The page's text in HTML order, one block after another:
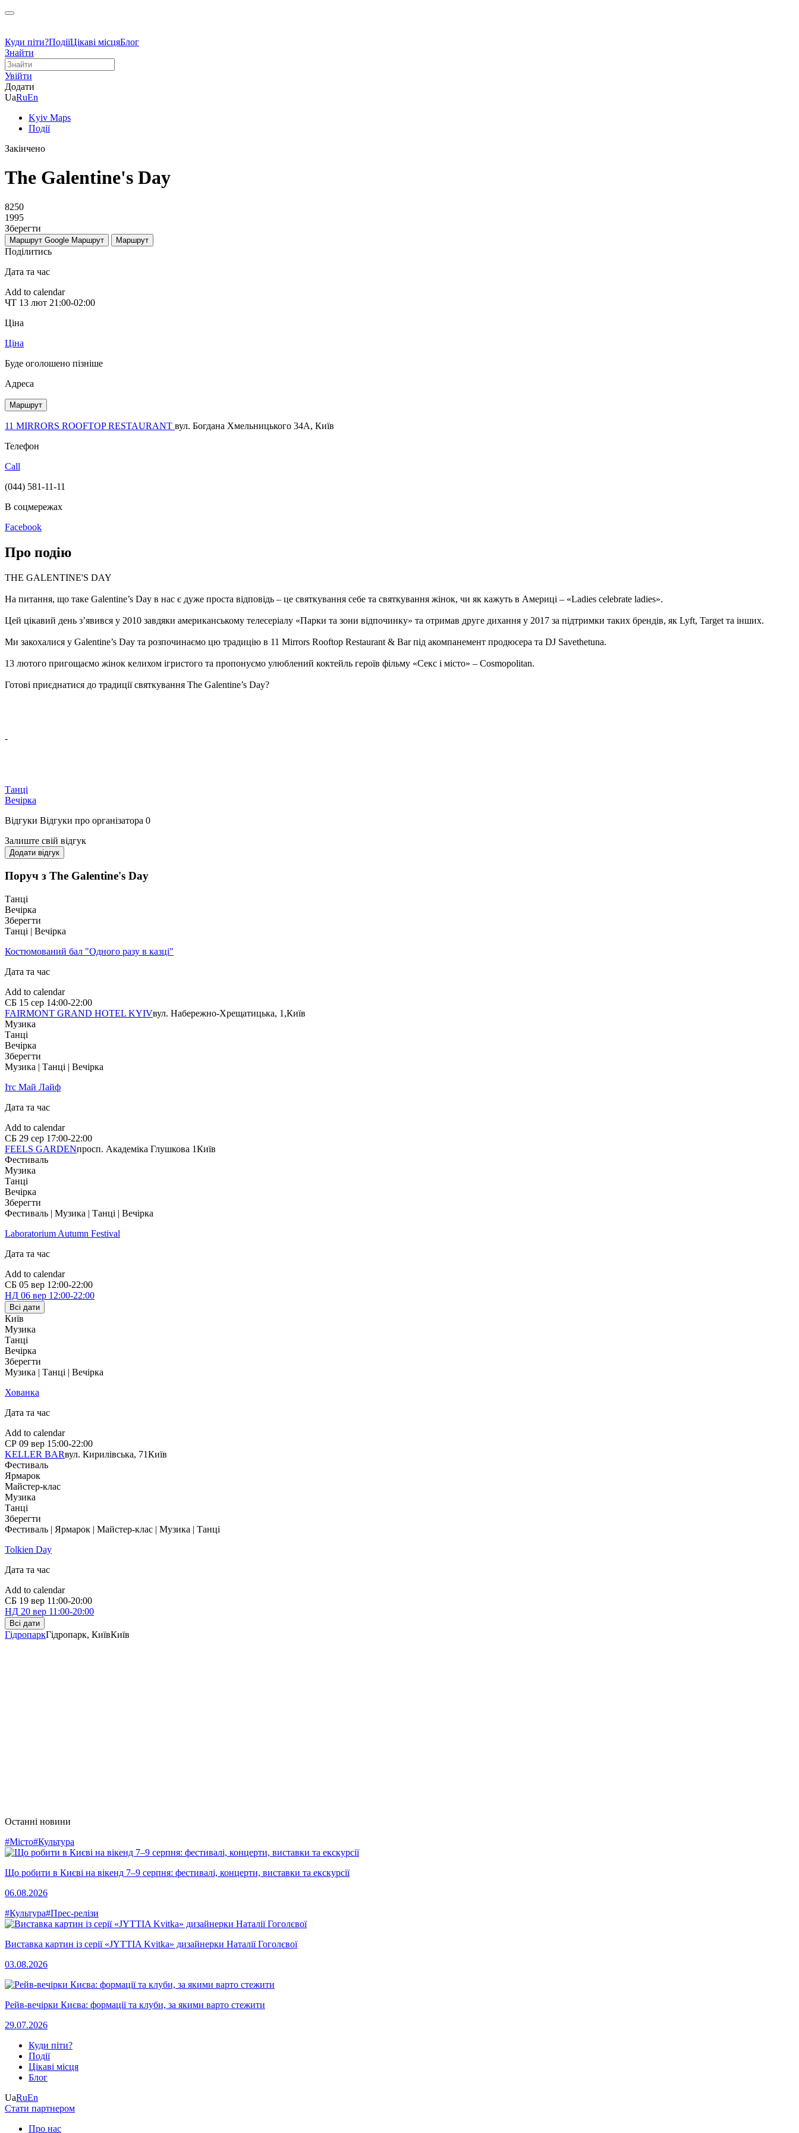
Куди піти?ПодіїЦікаві місцяБлог
Знайти
Увійти
Додати
UaRuEn
Kyiv Maps
Події
Закінчено
The Galentine's Day
8250
1995
Зберегти
Маршрут Google Маршрут Маршрут
Поділитись
Дата та час
Add to calendar
ЧТ 13 лют 21:00-02:00
Ціна
Ціна
Буде оголошено пізніше
Адреса
Маршрут
11 MIRRORS ROOFTOP RESTAURANT вул. Богдана Хмельницького 34A, Київ
Телефон
Call
(044) 581-11-11
В соцмережах
Facebook
Про подію
THE GALENTINE'S DAY
На питання, що таке Galentine’s Day в нас є дуже проста відповідь – це святкування себе та святкування жінок, чи як кажуть в Америці – «Ladies celebrate ladies».
Цей цікавий день з’явився у 2010 завдяки американському телесеріалу «Парки та зони відпочинку» та отримав друге дихання у 2017 за підтримки таких брендів, як Lyft, Target та інших.
Ми закохалися у Galentine’s Day та розпочинаємо цю традицію в 11 Mirrors Rooftop Restaurant & Bar під акомпанемент продюсера та DJ Savethetuna.
13 лютого пригощаємо жінок келихом ігристого та пропонуємо улюблений коктейль героїв фільму «Секс і місто» – Cosmopolitan.
Готові приєднатися до традиції святкування The Galentine’s Day?
-
Танці
Вечірка
Відгуки Відгуки про організатора 0
Залиште свій відгук
Додати відгук
Поруч з The Galentine's Day
Танці
Вечірка
Зберегти
Танці | Вечірка
Костюмований бал "Одного разу в казці"
Дата та час
Add to calendar
СБ 15 сер 14:00-22:00
FAIRMONT GRAND HOTEL KYIVвул. Набережно-Хрещатицька, 1,Київ
Музика
Танці
Вечірка
Зберегти
Музика | Танці | Вечірка
Ітс Май Лайф
Дата та час
Add to calendar
СБ 29 сер 17:00-22:00
FEELS GARDENпросп. Академіка Глушкова 1Київ
Фестиваль
Музика
Танці
Вечірка
Зберегти
Фестиваль | Музика | Танці | Вечірка
Laboratorium Autumn Festival
Дата та час
Add to calendar
СБ 05 вер 12:00-22:00
НД 06 вер 12:00-22:00
Всі дати
Київ
Музика
Танці
Вечірка
Зберегти
Музика | Танці | Вечірка
Хованка
Дата та час
Add to calendar
СР 09 вер 15:00-22:00
KELLER BARвул. Кирилівська, 71Київ
Фестиваль
Ярмарок
Майстер-клас
Музика
Танці
Зберегти
Фестиваль | Ярмарок | Майстер-клас | Музика | Танці
Tolkien Day
Дата та час
Add to calendar
СБ 19 вер 11:00-20:00
НД 20 вер 11:00-20:00
Всі дати
ГідропаркГідропарк, КиївКиїв
Останні новини
#Місто#Культура
Що робити в Києві на вікенд 7–9 серпня: фестивалі, концерти, виставки та екскурсії
06.08.2026
#Культура#Прес-релізи
Виставка картин із серії «JYTTIA Kvitka» дизайнерки Наталії Гоголєвої
03.08.2026
Рейв-вечірки Києва: формації та клуби, за якими варто стежити
29.07.2026
Куди піти?
Події
Цікаві місця
Блог
UaRuEn
Стати партнером
Про нас